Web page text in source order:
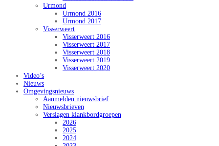
Urmond
Urmond 2016
Urmond 2017
Visserweert
Visserweert 2016
Visserweert 2017
Visserweert 2018
Visserweert 2019
Visserweert 2020
Video’s
Nieuws
Omgevingsnieuws
Aanmelden nieuwsbrief
Nieuwsbrieven
Verslagen klankbordgroepen
2026
2025
2024